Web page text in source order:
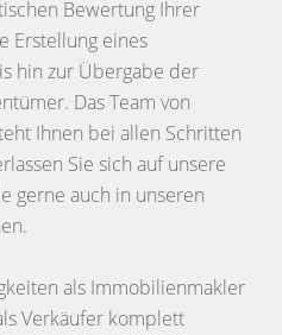
Bewertung Ihrer
Erstellung eines
hin zur Übergabe der
Das Team von
Ihnen bei allen Schritten
Sie sich auf unsere
gerne auch in unseren
als Immobilienmakler
Verkäufer komplett